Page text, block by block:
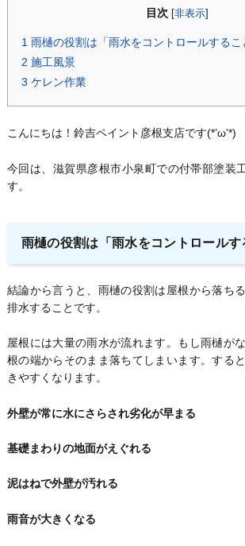
目次 [非表示
1 雨樋の役割は「雨水をコントロールするこ
2 施工風景
3 ケレン作業
こんにちは！鈴吉ペイント彦根支店です(*’ω’*)
今回は、滋賀県彦根市小泉町での付帯部塗装
す。
雨樋の役割は「雨水をコントロールす
結論から言うと、雨樋の役割は屋根から落ち
排水することです。
屋根には大量の雨水が流れます。もし雨樋が
根の端からそのまま落ちてしまいます。する
きやすくなります。
外壁が常に水にさらされ劣化が早まる
基礎まわりの地面がえぐれる
泥はねで外壁が汚れる
雨音が大きくなる